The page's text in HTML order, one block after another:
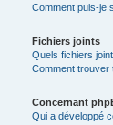
Comment puis-je
Fichiers joints
Quels fichiers
Comment trouver
Concernant
Qui a développé